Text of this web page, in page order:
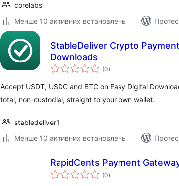
corelabs
Менше 10 активних встановлень
StableDeliver Crypto
Downloads
(0загальний
рейтинг
)
Accept USDT, USDC and BTC on Easy Digital
total, non-custodial, straight to your own wallet.
stabledeliver1
Менше 10 активних встановлень
RapidCents Payment
(0загальний
рейтинг
)